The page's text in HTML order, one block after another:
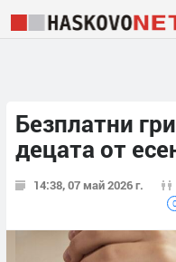
Безплатни
децата от
14:38, 07 май 2026 г.